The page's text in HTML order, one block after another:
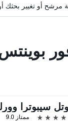
مرشح أو تغيير
ممتاز 9.0